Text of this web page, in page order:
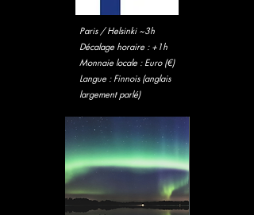
Paris / Helsinki ~3h
Décalage horaire : +1h
Monnaie locale : Euro (€)
Langue : Finnois (anglais
largement parlé)